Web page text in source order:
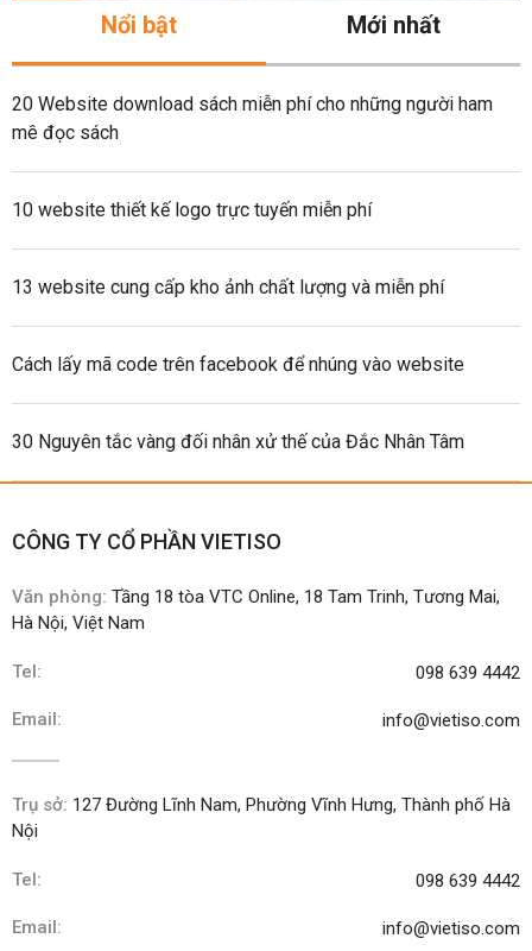
Nổi bật Mới nhất
20 Website download sách miễn phí cho những người ham
mê đọc sách
10 website thiết kế logo trực tuyến miễn phí
13 website cung cấp kho ảnh chất lượng và miễn phí
Cách lấy mã code trên facebook để nhúng vào website
30 Nguyên tắc vàng đối nhân xử thế của Đắc Nhân Tâm
CÔNG TY CỔ PHẦN VIETISO
Văn phòng: Tầng 18 tòa VTC Online, 18 Tam Trinh, Tương Mai,
Hà Nội, Việt Nam
Tel: 098 639 4442
Email: info@vietiso.com
Trụ sở: 127 Đường Lĩnh Nam, Phường Vĩnh Hưng, Thành phố Hà
Nội
Tel: 098 639 4442
Email: info@vietiso.com